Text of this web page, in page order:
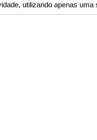
utilizando apenas uma